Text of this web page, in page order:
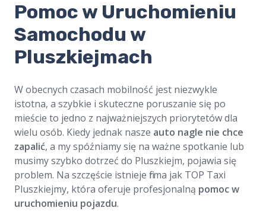
​Pomoc w Uruchomieniu
Samochodu w
Pluszkiejmach
W obecnych czasach mobilność jest niezwykle
istotna, a szybkie i skuteczne poruszanie się po
mieście to jedno z najważniejszych priorytetów dla
wielu osób. Kiedy jednak nasze auto nagle nie chce
zapalić, a my spóźniamy się na ważne spotkanie lub
musimy szybko dotrzeć do Pluszkiejm, pojawia się
problem. Na szczęście istnieje firma jak TOP Taxi
Pluszkiejmy, która oferuje profesjonalną pomoc w
uruchomieniu pojazdu.